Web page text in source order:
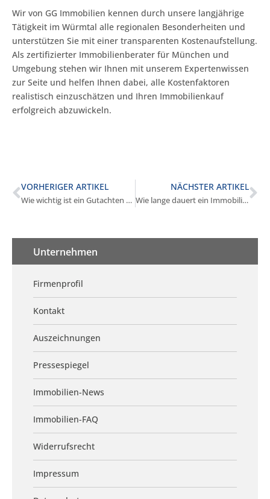
Wir von GG Immobilien kennen durch unsere langjährige
Tätigkeit im Würmtal alle regionalen Besonderheiten und
unterstützen Sie mit einer transparenten Kostenaufstellung.
Als zertifizierter Immobilienberater für München und
Umgebung stehen wir Ihnen mit unserem Expertenwissen
zur Seite und helfen Ihnen dabei, alle Kostenfaktoren
realistisch einzuschätzen und Ihren Immobilienkauf
erfolgreich abzuwickeln.
VORHERIGER ARTIKEL
Wie wichtig ist ein Gutachten beim Kauf in Gräfelfing?
NÄCHSTER ARTIKEL
Wie lange dauert ein Immobilienkauf in Gräfelfing?
Unternehmen
Firmenprofil
Kontakt
Auszeichnungen
Pressespiegel
Immobilien-News
Immobilien-FAQ
Widerrufsrecht
Impressum